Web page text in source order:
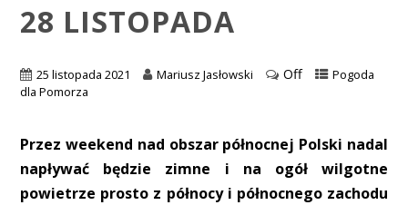
28 LISTOPADA
25 listopada 2021 Mariusz Jasłowski Off
Pogoda
dla Pomorza
Przez weekend nad obszar północnej Polski nadal
napływać będzie zimne i na ogół wilgotne
powietrze prosto z północy i północnego zachodu